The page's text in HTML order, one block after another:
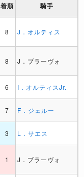
着順 騎手
8 J．オルティス
8 J．ブラーヴォ
6 I．オルティスJr.
7 F．ジェルー
3 L．サエス
1 J．ブラーヴォ